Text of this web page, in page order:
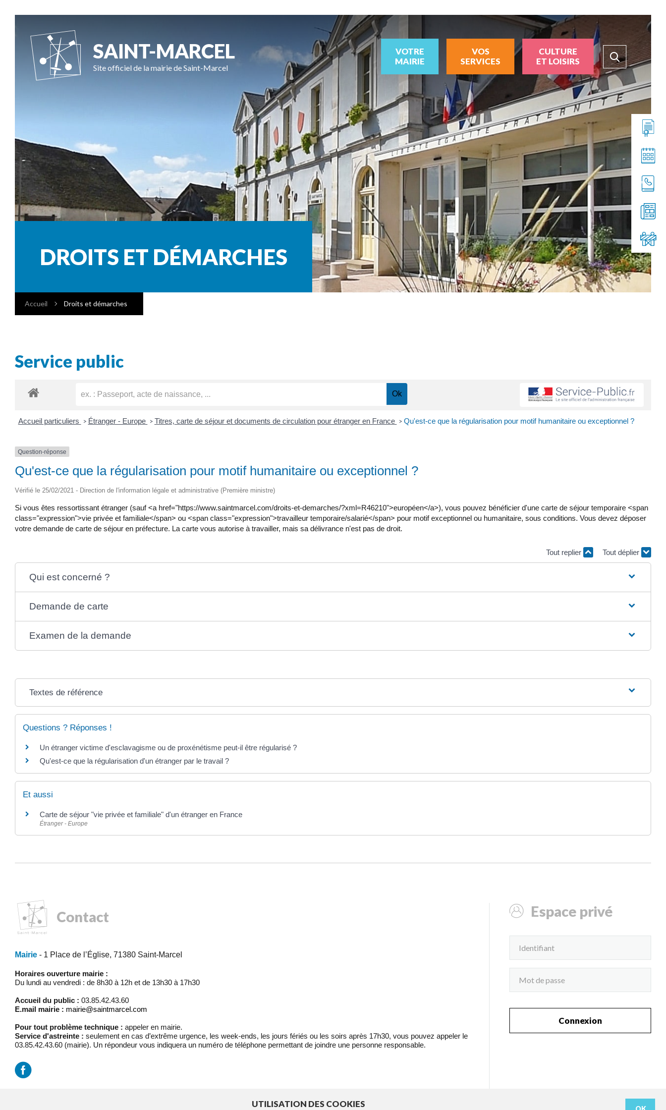
SAINT-MARCEL
Site officiel de la mairie de Saint-Marcel
VOTRE
MAIRIE
VOS
SERVICES
CULTURE
ET LOISIRS
DROITS ET DÉMARCHES
Accueil Droits et démarches
Service public
Accueil particuliers > Étranger - Europe > Titres, carte de séjour et documents de circulation pour étranger en France > Qu'est-ce que la régularisation pour motif humanitaire ou exceptionnel ?
Question-réponse
Qu'est-ce que la régularisation pour motif humanitaire ou exceptionnel ?
Vérifié le 25/02/2021 - Direction de l'information légale et administrative (Première ministre)
Si vous êtes ressortissant étranger (sauf <a href="https://www.saintmarcel.com/droits-et-demarches/?xml=R46210">européen</a>), vous pouvez bénéficier d'une carte de séjour temporaire <span
class="expression">vie privée et familiale</span> ou <span class="expression">travailleur temporaire/salarié</span> pour motif exceptionnel ou humanitaire, sous conditions. Vous devez déposer
votre demande de carte de séjour en préfecture. La carte vous autorise à travailler, mais sa délivrance n'est pas de droit.
Tout replier Tout déplier
Qui est concerné ?
Demande de carte
Examen de la demande
Textes de référence
Questions ? Réponses !
Un étranger victime d'esclavagisme ou de proxénétisme peut-il être régularisé ?
Qu'est-ce que la régularisation d'un étranger par le travail ?
Et aussi
Carte de séjour "vie privée et familiale" d'un étranger en France
Étranger - Europe
Contact
Mairie - 1 Place de l’Église, 71380 Saint-Marcel
Horaires ouverture mairie :
Du lundi au vendredi : de 8h30 à 12h et de 13h30 à 17h30
Accueil du public : 03.85.42.43.60
E.mail mairie : mairie@saintmarcel.com
Pour tout problème technique : appeler en mairie.
Service d'astreinte : seulement en cas d’extrême urgence, les week-ends, les jours fériés ou les soirs après 17h30, vous pouvez appeler le
03.85.42.43.60 (mairie). Un répondeur vous indiquera un numéro de téléphone permettant de joindre une personne responsable.
Espace privé
Connexion
UTILISATION DES COOKIES